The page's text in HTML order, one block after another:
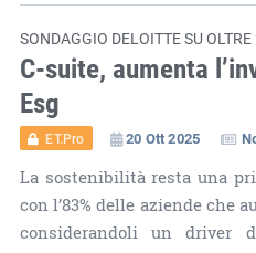
SONDAGGIO DELOITTE SU
C-suite, aumenta
Esg
ET.Pro 20 Ott 2025
La sostenibilità resta una
con l’83% delle aziende che
considerandoli un driver